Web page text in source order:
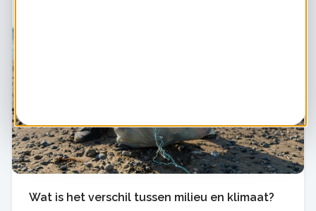
Wat is het verschil tussen milieu en klimaat?